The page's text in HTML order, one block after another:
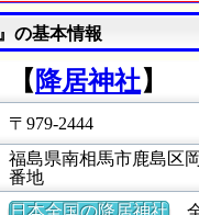
』の基本情報
【 降居神社】
〒979-2444
福島県南相馬市鹿島区
番地
日本全国の降居神社全